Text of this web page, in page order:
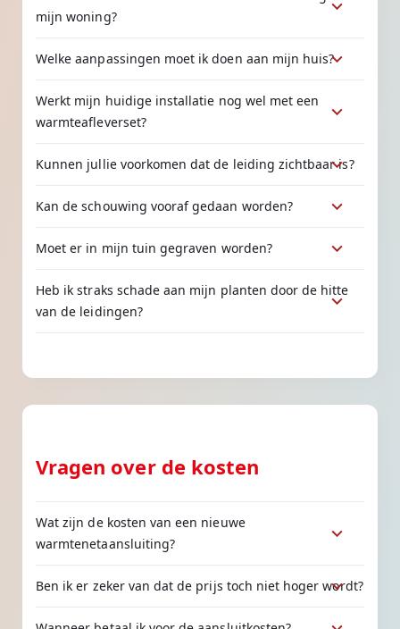
mijn woning?
Welke aanpassingen moet ik doen aan mijn huis?
Werkt mijn huidige installatie nog wel met een
warmteafleverset?
Kunnen jullie voorkomen dat de leiding zichtbaar is?
Kan de schouwing vooraf gedaan worden?
Moet er in mijn tuin gegraven worden?
Heb ik straks schade aan mijn planten door de hitte
van de leidingen?
Vragen over de kosten
Wat zijn de kosten van een nieuwe
warmtenetaansluiting?
Ben ik er zeker van dat de prijs toch niet hoger wordt?